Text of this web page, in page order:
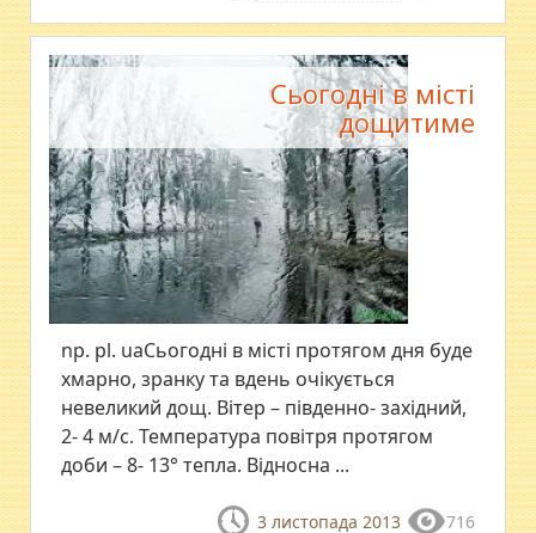
Сьогодні в місті
дощитиме
np. pl. uaСьогодні в місті протягом дня буде
хмарно, зранку та вдень очікується
невеликий дощ. Вітер – південно- західний,
2- 4 м/с. Температура повітря протягом
доби – 8- 13° тепла. Відносна ...
3 листопада 2013 716